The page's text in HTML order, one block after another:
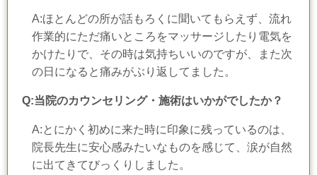
A:ほとんどの所が話もろくに聞いてもらえず、流れ
作業的にただ痛いところをマッサージしたり電気を
かけたりで、その時は気持ちいいのですが、また次
の日になると痛みがぶり返してました。
Q:当院のカウンセリング・施術はいかがでしたか？
A:とにかく初めに来た時に印象に残っているのは、
院長先生に安心感みたいなものを感じて、涙が自然
に出てきてびっくりしました。